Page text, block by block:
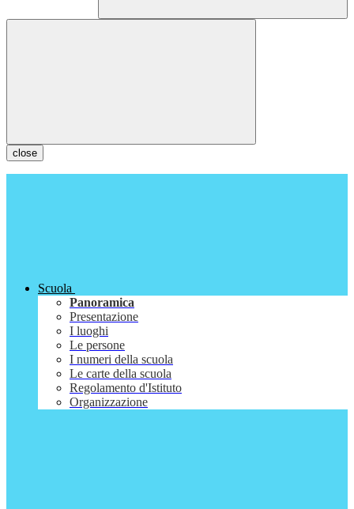
close
Scuola
Panoramica
Presentazione
I luoghi
Le persone
I numeri della scuola
Le carte della scuola
Regolamento d'Istituto
Organizzazione